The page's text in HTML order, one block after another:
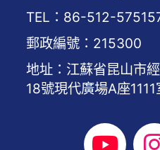
TEL：86-512-
郵政編號：215300
地址：江蘇省昆山市
18號現代廣場A座1111